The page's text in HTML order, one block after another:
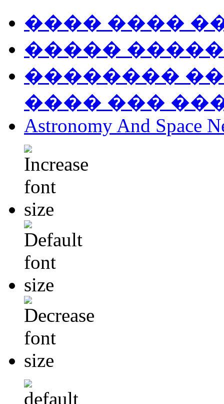
���� ����
�����
��������
���� ���
Astronomy And Space